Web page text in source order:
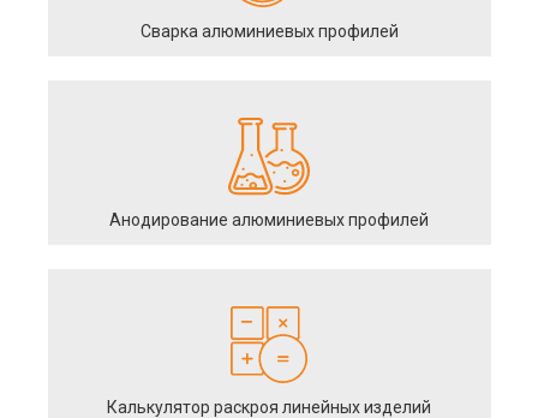
Сварка алюминиевых профилей
Анодирование алюминиевых профилей
Калькулятор раскроя линейных изделий